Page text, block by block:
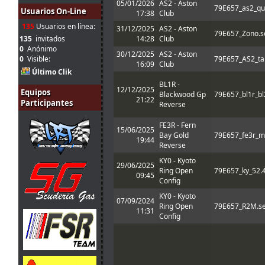
20 jul. 19:14 A.Bonilla: canaria pero acabo de ver que es 21:15
mal. Nos vemos pronto!!
20 jul. 17:31
Marcos Z.: Chicos, hoy no puedo correr, sorry!!
20 jul. 10:10
A.Bonilla: mono de vuelta
mitsumeku Enlaceahí hay 4 para esta pista. Yo de
adaptado un poco el de johneysvk
20 jul. 9:15
A.Bonilla
Hola chicos! Alguien puede
poco e intentar correr esta noche?
16 jul. 7:48
Mito21:
A mi me gustó tanto el Audi R8 que
de verdad :-D
15 jul. 16:00
Ikarus
A mi también me gustó mucho el coche
15 jul. 8:48
loopingz: *ganar
15 jul. 8:48
loopingz
Yo no puedo correr las siguientes 3 así
campeonato 🤣
14 jul. 18:11
tangovalens :
tomaremos en cuenta
14 jul. 17:45
menjacocs
14 jul. 17:45
menjacocs
14 jul. 14:37
Usuarios On-Line
135 Usuarios en línea:
135 invitados
0 Anónimo
0 Visible:
Último Clik
Equipos
Participantes
05/01/2026
17:38
AS2 - Aston
Club
31/12/2025
14:28
AS2 - Aston
Club
30/12/2025
16:09
AS2 - Aston
Club
12/12/2025
21:22
BL1R -
Blackwood Gp
Reverse
15/06/2025
19:44
FE3R - Fern
Bay Gold
Reverse
29/06/2025
09:45
KY0 - Kyoto
Ring Open
Config
07/09/2024
11:31
KY0 - Kyoto
Ring Open
Config